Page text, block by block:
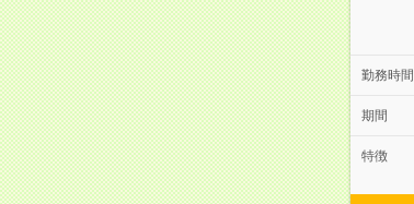
勤務時間
期間
特徴